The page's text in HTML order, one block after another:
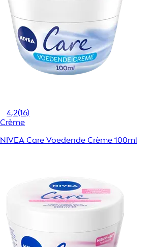
4,2(16)
Crème
NIVEA Care Voedende Crème 100ml